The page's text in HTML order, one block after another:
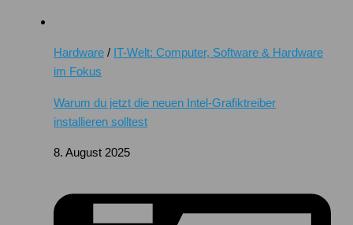
Hardware / IT-Welt: Computer, Software & Hardware
im Fokus
Warum du jetzt die neuen Intel-Grafiktreiber
installieren solltest
8. August 2025